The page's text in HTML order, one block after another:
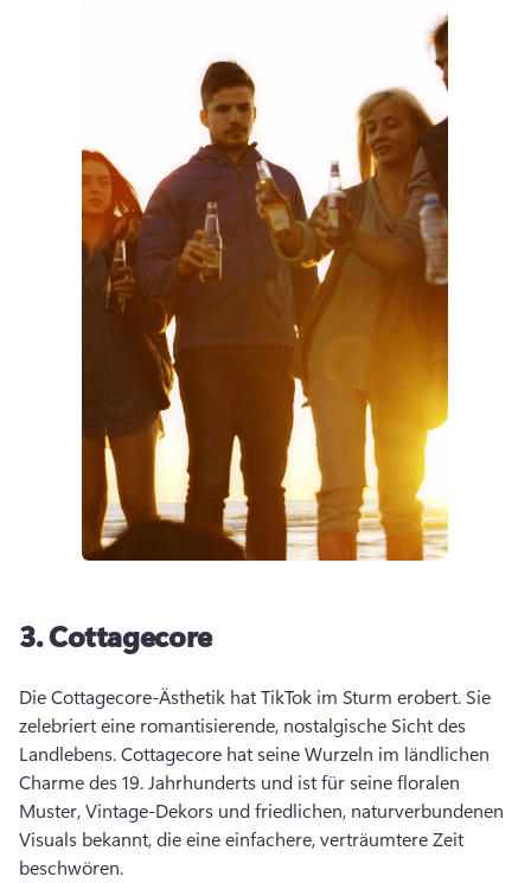
3.Cottagecore
Die Cottagecore-Ästhetik hat TikTok im Sturm erobert. Sie
zelebriert eine romantisierende, nostalgische Sicht des
Landlebens. Cottagecore hat seine Wurzeln im ländlichen
Charme des 19. Jahrhunderts und ist für seine floralen
Muster, Vintage-Dekors und friedlichen, naturverbundenen
Visuals bekannt, die eine einfachere, verträumtere Zeit
beschwören.